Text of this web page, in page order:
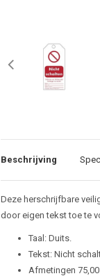
Beschrijving
Deze herschrijfbare
door eigen tekst toe te
Taal: Duits.
Tekst: Nicht
Afmetingen 75,00